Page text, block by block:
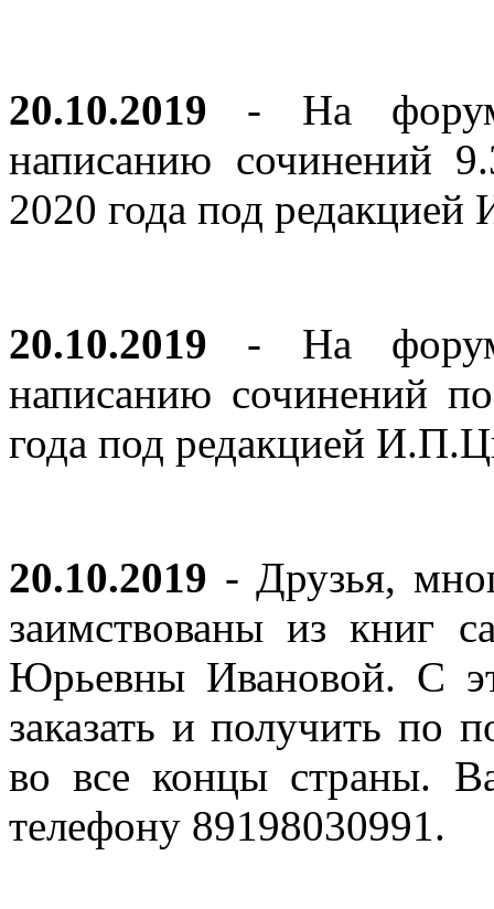
20.10.2019 - На
написанию сочинений
2020 года под
20.10.2019 - На
написанию сочинений
года под редакцией
20.10.2019 - Друзья,
заимствованы из книг
Юрьевны Ивановой. С
заказать и получить по
во все концы страны.
телефону 89198030991.